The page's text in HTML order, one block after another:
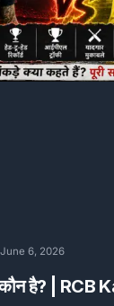
June 6, 2026
कौन है? | RCB